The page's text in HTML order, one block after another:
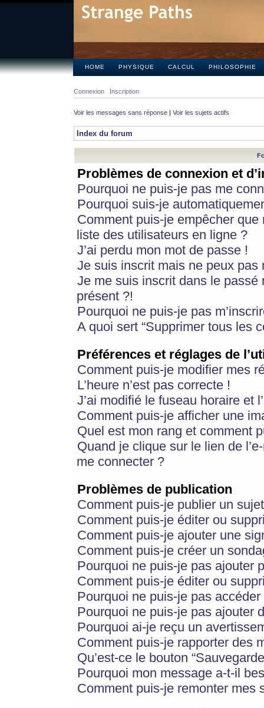
HOME PHYSIQUE CALCUL PHILOSOPHIE
Connexion Inscription
Voir les messages sans réponse | Voir les sujets actifs
Index du forum
Problèmes de connexion et
Pourquoi ne puis-je pas me
Pourquoi suis-je
Comment puis-je empêcher
liste des utilisateurs en ligne ?
J’ai perdu mon mot de passe !
Je suis inscrit mais ne peux pas
Je me suis inscrit dans le
présent ?!
Pourquoi ne puis-je pas
A quoi sert “Supprimer tous les
Préférences et réglages de
Comment puis-je modifier mes
L’heure n’est pas correcte !
J’ai modifié le fuseau horaire et
Comment puis-je afficher une
Quel est mon rang et comment
Quand je clique sur le lien de
me connecter ?
Problèmes de publication
Comment puis-je publier un
Comment puis-je éditer ou
Comment puis-je ajouter une
Comment puis-je créer un
Pourquoi ne puis-je pas ajouter
Comment puis-je éditer ou
Pourquoi ne puis-je pas
Pourquoi ne puis-je pas ajouter
Pourquoi ai-je reçu un
Comment puis-je rapporter des
Qu’est-ce le bouton
Pourquoi mon message a-t-il
Comment puis-je remonter mes